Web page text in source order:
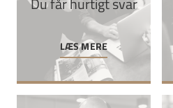
LÆS MERE